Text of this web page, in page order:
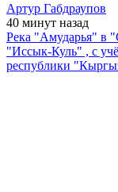
Артур Габдраупов
40 минут назад
Река "Амударья" в
"Иссык-Куль" , с
республики